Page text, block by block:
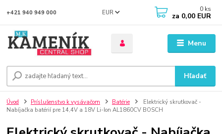
Menu
EUR
Hľadať
+421 940 949 000 0 ks
za 0,00 EUR
Úvod Príslušenstvo k vysávačom Batérie
Elektrický skrutkovač -
Nabíjačka batérií pre 14,4V a 18V Li-Ion AL1860CV BOSCH